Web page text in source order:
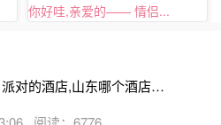
你好哇,亲爱的—— 情侣...
对的酒店,山东哪个酒店有